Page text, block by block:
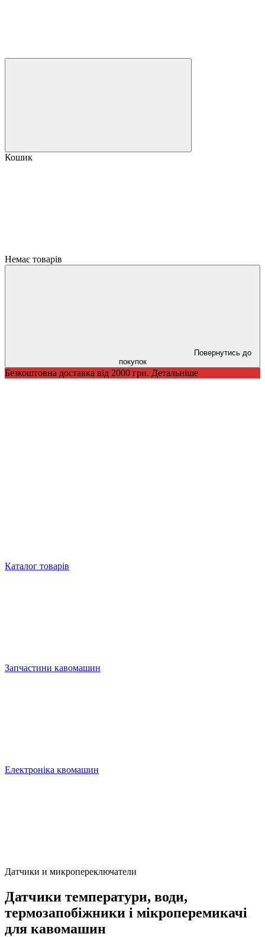
Кошик
Немає товарів
Повернутись до
покупок
Безкоштовна доставка від 2000 грн. Детальніше
Каталог товарів
Запчастини кавомашин
Електроніка квомашин
Датчики и микропереключатели
Датчики температури, води,
термозапобіжники і мікроперемикачі
для кавомашин